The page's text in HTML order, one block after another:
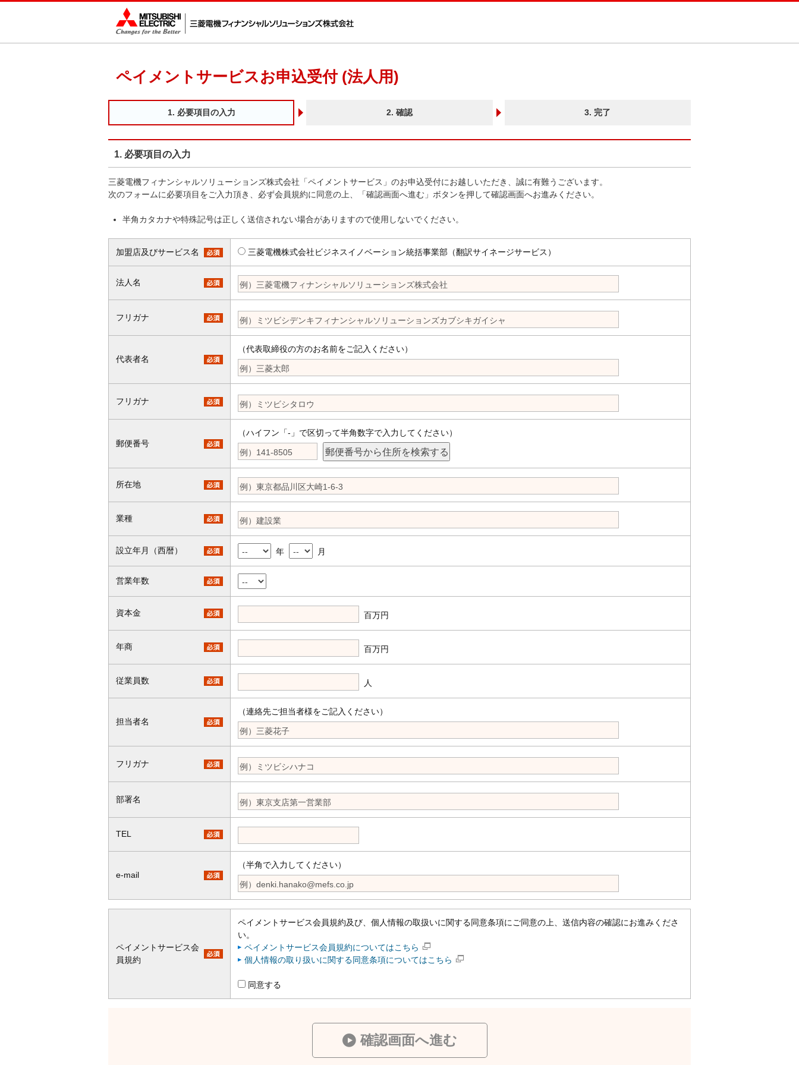
ペイメントサービスお申込受付 (法人用)
1. 必要項目の入力 2. 確認 3. 完了
1. 必要項目の入力
三菱電機フィナンシャルソリューションズ株式会社「ペイメントサービス」のお申込受付にお越しいただき、誠に有難うございます。
次のフォームに必要項目をご入力頂き、必ず会員規約に同意の上、「確認画面へ進む」ボタンを押して確認画面へお進みください。
半角カタカナや特殊記号は正しく送信されない場合がありますので使用しないでください。
加盟店及びサービス名 三菱電機株式会社ビジネスイノベーション統括事業部（翻訳サイネージサービス）
法人名
フリガナ
代表者名
（代表取締役の方のお名前をご記入ください）
フリガナ
郵便番号
（ハイフン「-」で区切って半角数字で入力してください）
所在地
業種
設立年月（西暦） 年 月
営業年数
資本金 百万円
年商 百万円
従業員数 人
担当者名
（連絡先ご担当者様をご記入ください）
フリガナ
部署名
TEL
e-mail
（半角で入力してください）
ペイメントサービス会
員規約
ペイメントサービス会員規約及び、個人情報の取扱いに関する同意条項にご同意の上、送信内容の確認にお進みくださ
い。
ペイメントサービス会員規約についてはこちら
個人情報の取り扱いに関する同意条項についてはこちら
同意する
確認画面へ進む